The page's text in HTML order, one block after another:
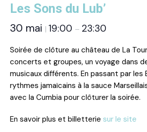
Les Sons du Lub’
30 mai | 19:00 – 23:30
Soirée de clôture au château de La
concerts et groupes, un voyage dans
musicaux différents. En passant par les
rythmes jamaïcains à la sauce
avec la Cumbia pour clôturer la soirée.
En savoir plus et billetterie sur le site